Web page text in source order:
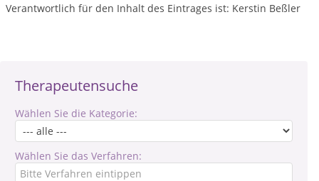
Therapeutensuche
Wählen Sie die Kategorie:
Wählen Sie das Verfahren:
Verantwortlich für den Inhalt des Eintrages ist: Kerstin Beßler